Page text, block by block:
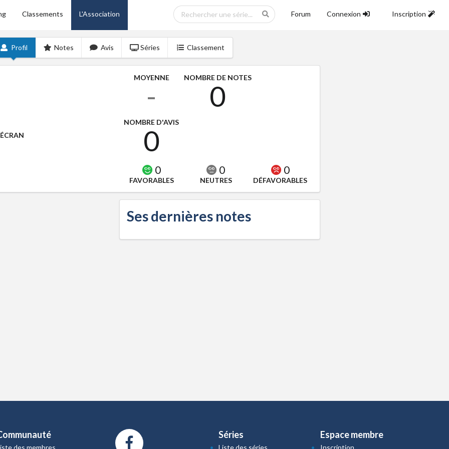
Classements L'Association Forum Connexion Inscription
Profil Notes Avis Séries Classement
MOYENNE
-
NOMBRE DE NOTES
0
NOMBRE D'AVIS
0
0
FAVORABLES
0
NEUTRES
0
DÉFAVORABLES
Ses dernières notes
des membres
Séries
Liste des séries
Espace membre
Inscription